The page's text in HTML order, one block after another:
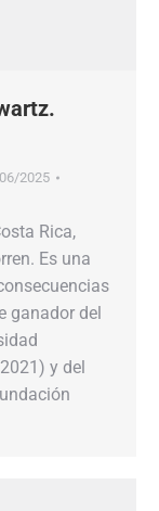
2025
Rica,
Es una
ganador del
y del